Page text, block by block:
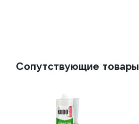
Сопутствующие товары